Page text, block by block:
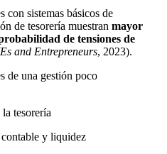
con sistemas básicos de
de tesorería muestran mayor
de tensiones de
and Entrepreneurs, 2023).
de una gestión poco
tesorería
y liquidez